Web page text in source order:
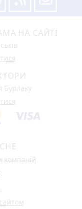
НА САЙТІ
Бурлаку
компаній